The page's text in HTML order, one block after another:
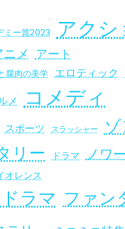
ミー賞2023 アクシ
ニメ アート
腐肉の美学 エロティック
メ コメディ
スポーツ スラッシャー
リー ドラマ ノワ
オレンス
ラマ ファン